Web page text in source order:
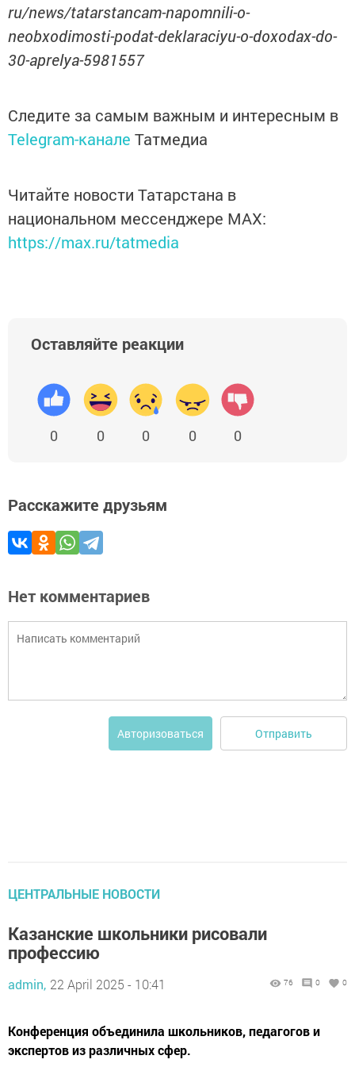
ru/news/tatarstancam-napomnili-o-
neobxodimosti-podat-deklaraciyu-o-doxodax-do-
30-aprelya-5981557
Следите за самым важным и интересным в
Telegram-канале Татмедиа
Читайте новости Татарстана в
национальном мессенджере MАХ:
https://max.ru/tatmedia
Оставляйте реакции
0 0 0 0 0
Расскажите друзьям
Нет комментариев
Авторизоваться Отправить
ЦЕНТРАЛЬНЫЕ НОВОСТИ
Казанские школьники рисовали
профессию
admin, 22 April 2025 - 10:41 76 0 0
Конференция объединила школьников, педагогов и
экспертов из различных сфер.